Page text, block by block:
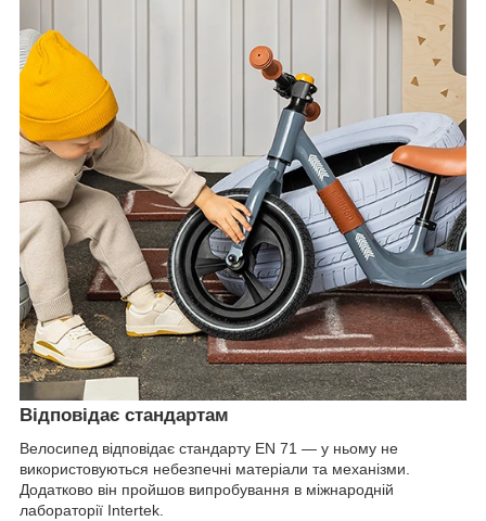
Відповідає стандартам
Велосипед відповідає стандарту EN 71 — у ньому не
використовуються небезпечні матеріали та механізми.
Додатково він пройшов випробування в міжнародній
лабораторії Intertek.